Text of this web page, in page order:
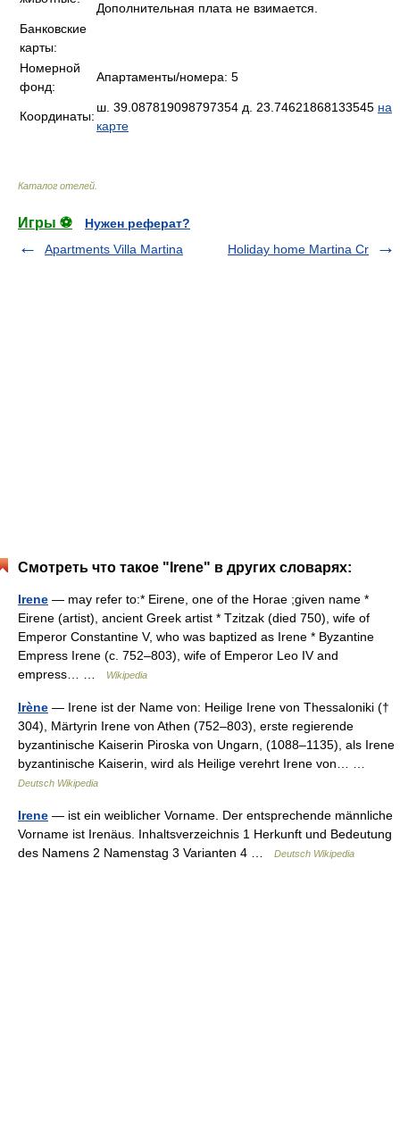
Дополнительная плата не взимается.
Банковские
карты:
Номерной
фонд:
Апартаменты/номера: 5
Координаты:
ш. 39.087819098797354 д. 23.74621868133545 на
карте
Каталог отелей
Игры ⚽
Нужен реферат?
Apartments Villa Martina
Holiday home Martina Cr
Смотреть что такое "Irene" в других словарях:
Irene — may refer to:* Eirene, one of the Horae ;given name *
Eirene (artist), ancient Greek artist * Tzitzak (died 750), wife of
Emperor Constantine V, who was baptized as Irene * Byzantine
Empress Irene (c. 752–803), wife of Emperor Leo IV and
empress… …
Wikipedia
Irène — Irene ist der Name von: Heilige Irene von Thessaloniki (†
304), Märtyrin Irene von Athen (752–803), erste regierende
byzantinische Kaiserin Piroska von Ungarn, (1088–1135), als Irene
byzantinische Kaiserin, wird als Heilige verehrt Irene von… …
Deutsch Wikipedia
Irene — ist ein weiblicher Vorname. Der entsprechende männliche
Vorname ist Irenäus. Inhaltsverzeichnis 1 Herkunft und Bedeutung
des Namens 2 Namenstag 3 Varianten 4 …
Deutsch Wikipedia